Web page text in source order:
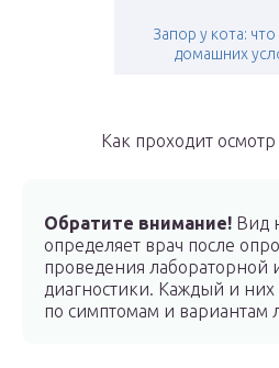
Запор у кота: что
домашних
Как проходит
Обратите внимание! Вид
определяет врач после
проведения лабораторной
диагностики. Каждый и них
по симптомам и вариантам